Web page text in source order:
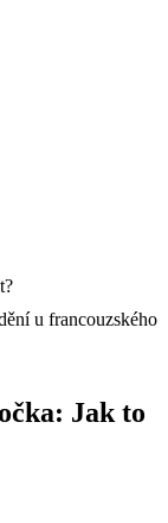
u francouzského
Jak to